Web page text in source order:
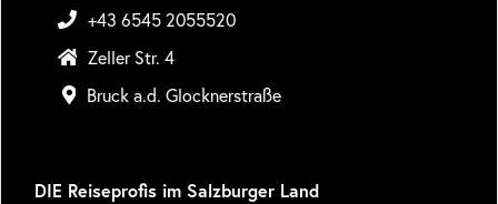
DIE Reiseprofis im Salzburger Land
+43 6545 2055520
Zeller Str. 4
Bruck a.d. Glocknerstraße